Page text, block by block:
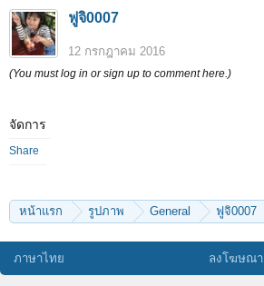
ฟูจิ0007
12 กรกฎาคม 2016
(You must log in or sign up to comment here.)
จัดการ
Share
หน้าแรก รูปภาพ General ฟูจิ0007
ภาษาไทย ลงโฆษณา